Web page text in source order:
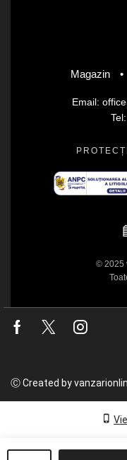
Magazin •
Email:
© 2025
Facebook
Twitter
Ⓒ Created by